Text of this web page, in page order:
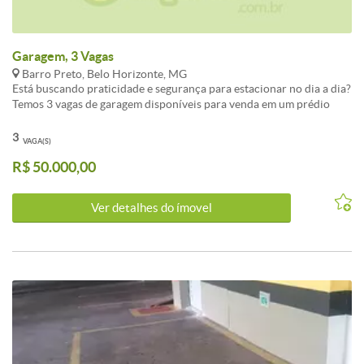
Garagem, 3 Vagas
Barro Preto, Belo Horizonte, MG
Está buscando praticidade e segurança para estacionar no dia a dia?
Temos 3 vagas de garagem disponíveis para venda em um prédio
empresas que precisam de mais mobilidade no centro de negócios
rápido e em prédio com portaria e segurança Excelente opção para
demanda por estacionamento. Garanta já as suas vagas! Entre em
contato para mais informações e agende uma visita.
VAGA(S)
3
R$ 50.000,00
Ver detalhes do ímovel